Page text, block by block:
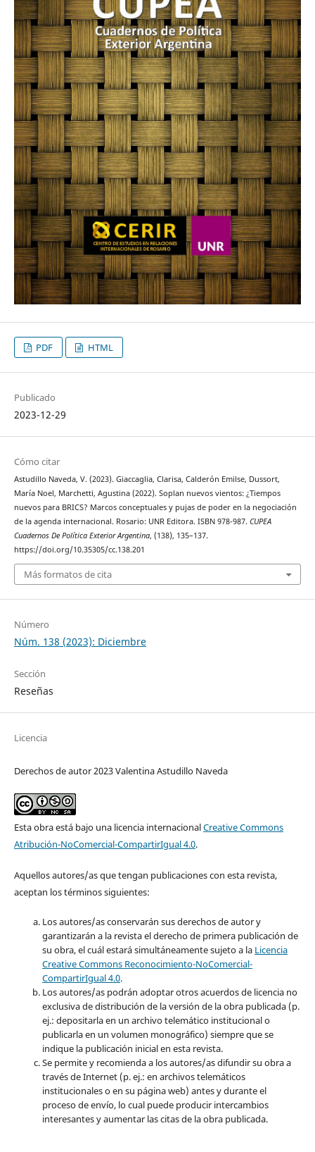
PDF HTML
Publicado
2023-12-29
Cómo citar
Astudillo Naveda, V. (2023). Giaccaglia, Clarisa, Calderón Emilse, Dussort,
María Noel, Marchetti, Agustina (2022). Soplan nuevos vientos: ¿Tiempos
nuevos para BRICS? Marcos conceptuales y pujas de poder en la negociación
de la agenda internacional. Rosario: UNR Editora. ISBN 978-987. CUPEA
Cuadernos De Política Exterior Argentina, (138), 135–137.
https://doi.org/10.35305/cc.138.201
Más formatos de cita
Número
Núm. 138 (2023): Diciembre
Sección
Reseñas
Licencia
Derechos de autor 2023 Valentina Astudillo Naveda
Esta obra está bajo una licencia internacionalCreative Commons
Atribución-NoComercial-CompartirIgual 4.0.
Aquellos autores/as que tengan publicaciones con esta revista,
aceptan los términos siguientes:
Los autores/as conservarán sus derechos de autor y
garantizarán a la revista el derecho de primera publicación de
su obra, el cuál estará simultáneamente sujeto a la Licencia
Creative Commons Reconocimiento-NoComercial-
CompartirIgual 4.0.
Los autores/as podrán adoptar otros acuerdos de licencia no
exclusiva de distribución de la versión de la obra publicada (p.
ej.: depositarla en un archivo telemático institucional o
publicarla en un volumen monográfico) siempre que se
indique la publicación inicial en esta revista.
Se permite y recomienda a los autores/as difundir su obra a
través de Internet (p. ej.: en archivos telemáticos
institucionales o en su página web) antes y durante el
proceso de envío, lo cual puede producir intercambios
interesantes y aumentar las citas de la obra publicada.